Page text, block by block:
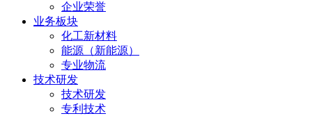
企业荣誉
业务板块
化工新材料
能源（新能源）
专业物流
技术研发
技术研发
专利技术